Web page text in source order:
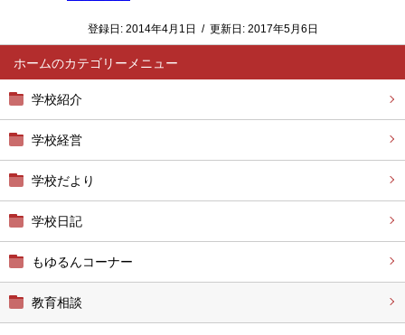
ホーム
学校紹介
学校経営
学校だより
学校日記
もゆるんコーナー
教育相談
登録日: 2014年4月1日 / 更新日: 2017年5月6日